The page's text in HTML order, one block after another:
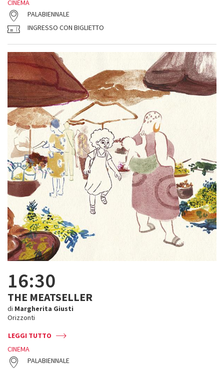
CINEMA
PALABIENNALE
INGRESSO CON BIGLIETTO
16:30
THE MEATSELLER
di Margherita Giusti
Orizzonti
LEGGI TUTTO
CINEMA
PALABIENNALE